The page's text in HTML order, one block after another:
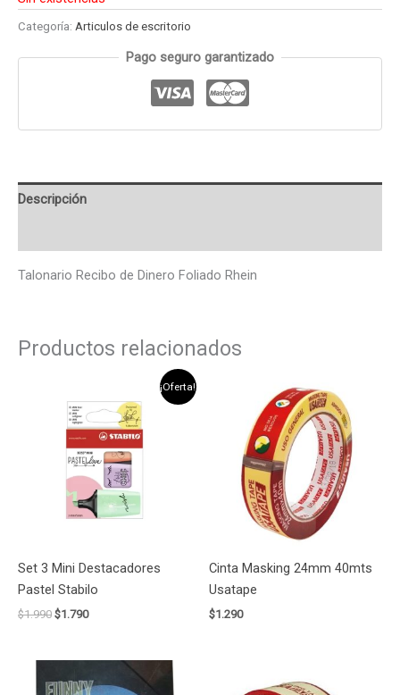
Categoría: Articulos de escritorio
Pago seguro garantizado
Descripción
Talonario Recibo de Dinero Foliado Rhein
Productos relacionados
¡Oferta!
Set 3 Mini Destacadores
Pastel Stabilo
$1.990
original
era:
$1.990.
$1.790
actual
es:
$1.790.
Cinta Masking 24mm 40mts
Usatape
$1.290